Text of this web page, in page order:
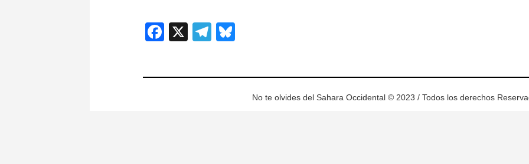
Facebook
X Telegram
No te olvides del Sahara Occidental © 2023 / Todos los derechos